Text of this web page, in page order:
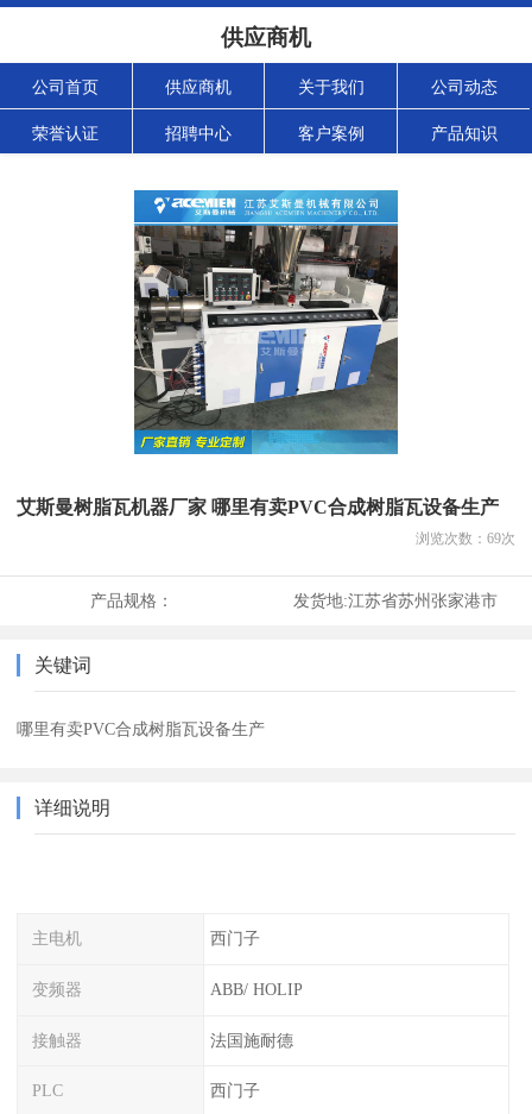
供应商机
公司首页 供应商机 关于我们 公司动态
荣誉认证 招聘中心 客户案例 产品知识
艾斯曼树脂瓦机器厂家 哪里有卖PVC合成树脂瓦设备生产
浏览次数： 69次
产品规格： 发货地:江苏省苏州张家港市
关键词
哪里有卖PVC合成树脂瓦设备生产
详细说明
主电机 西门子
变频器 ABB/ HOLIP
接触器 法国施耐德
PLC 西门子